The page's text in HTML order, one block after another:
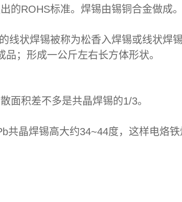
的ROHS标准。焊锡由锡铜合金做成。
状焊锡被称为松香入焊锡或线状焊锡
；形成一公斤左右长方体形状。
积差不多是共晶焊锡的1/3。
晶焊锡高大约34~44度，这样电烙铁